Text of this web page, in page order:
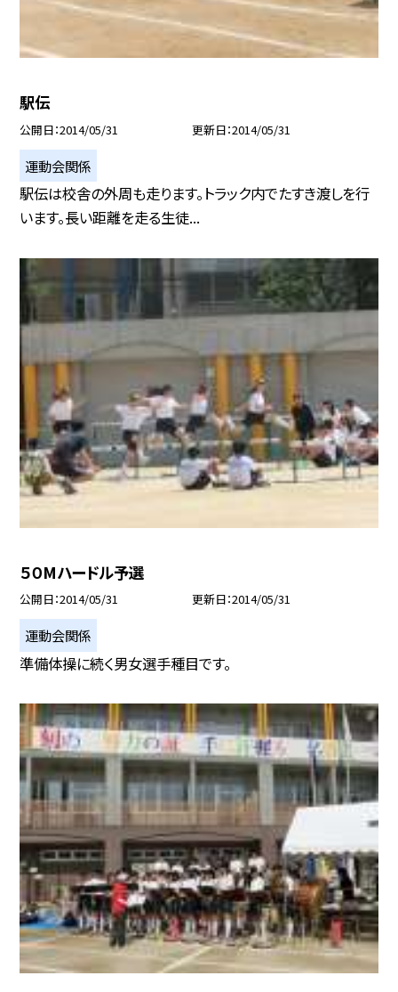
駅伝
公開日 2014/05/31 更新日 2014/05/31
運動会関係
駅伝は校舎の外周も走ります。トラック内でたすき渡しを行
います。長い距離を走る生徒...
５０Mハードル予選
公開日 2014/05/31 更新日 2014/05/31
運動会関係
準備体操に続く男女選手種目です。